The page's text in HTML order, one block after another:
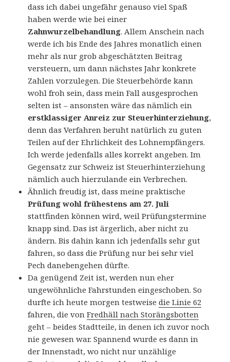
dass ich dabei ungefähr genauso viel Spaß
haben werde wie bei einer
Zahnwurzelbehandlung. Allem Anschein nach
werde ich bis Ende des Jahres monatlich einen
mehr als nur grob abgeschätzten Beitrag
versteuern, um dann nächstes Jahr konkrete
Zahlen vorzulegen. Die Steuerbehörde kann
wohl froh sein, dass mein Fall ausgesprochen
selten ist – ansonsten wäre das nämlich ein
erstklassiger Anreiz zur Steuerhinterziehung,
denn das Verfahren beruht natürlich zu guten
Teilen auf der Ehrlichkeit des Lohnempfängers.
Ich werde jedenfalls alles korrekt angeben. Im
Gegensatz zur Schweiz ist Steuerhinterziehung
nämlich auch hierzulande ein Verbrechen.
Ähnlich freudig ist, dass meine praktische
Prüfung wohl frühestens am 27. Juli
stattfinden können wird, weil Prüfungstermine
knapp sind. Das ist ärgerlich, aber nicht zu
ändern. Bis dahin kann ich jedenfalls sehr gut
fahren, so dass die Prüfung nur bei sehr viel
Pech danebengehen dürfte.
Da genügend Zeit ist, werden nun eher
ungewöhnliche Fahrstunden eingeschoben. So
durfte ich heute morgen testweisedie Linie 62
fahren, die vonFredhäll nach Storängsbotten
geht – beides Stadtteile, in denen ich zuvor noch
nie gewesen war. Spannend wurde es dann in
der Innenstadt, wo nicht nur unzählige